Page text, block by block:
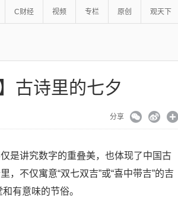
C财经 视频 专栏 原创 观天下
古诗里的七夕
分享
是讲究数字的重叠美，也体现了中国古
不仅寓意“双七双吉”或“喜中带吉”的吉
有意味的节俗。